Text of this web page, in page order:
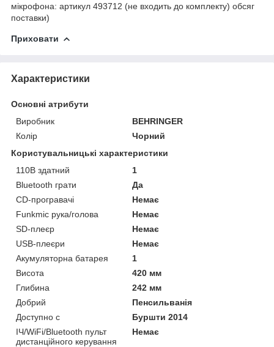
мікрофона: артикул 493712 (не входить до комплекту) обсяг
поставки)
Приховати
Характеристики
Основні атрибути
Виробник
BEHRINGER
Колір
Чорний
Користувальницькі характеристики
110В здатний
1
Bluetooth грати
Да
CD-програвачі
Немає
Funkmic рука/голова
Немає
SD-плеєр
Немає
USB-плеєри
Немає
Акумуляторна батарея
1
Висота
420 мм
Глибина
242 мм
Добрий
Пенсильванія
Доступно с
Буршти 2014
ІЧ/WiFi/Bluetooth пульт
дистанційного керування
Немає